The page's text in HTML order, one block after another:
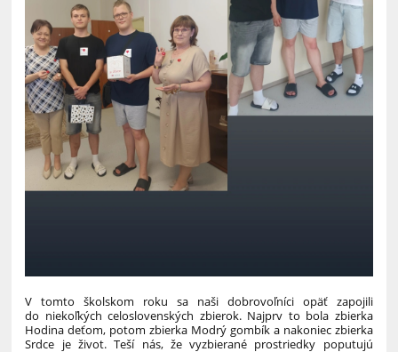
V tomto školskom roku sa naši dobrovoľníci opäť zapojili
do niekoľkých celoslovenských zbierok. Najprv to bola zbierka
Hodina deťom, potom zbierka Modrý gombík a nakoniec zbierka
Srdce je život. Teší nás, že vyzbierané prostriedky poputujú